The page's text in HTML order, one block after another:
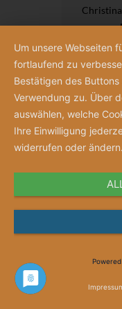
Um unsere Webseiten
fortlaufend zu
Bestätigen des
Verwendung zu. Über
auswählen, welche
Ihre Einwilligung
widerrufen oder ändern.